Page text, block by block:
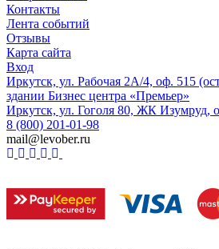
Контакты
Лента событий
Отзывы
Карта сайта
Вход
Иркутск, ул. Рабочая 2А/4, оф. 515
здании Бизнес центра «Премьер»
Иркутск, ул. Гоголя 80, ЖК Изумруд,
8 (800) 201-01-98
mail@levober.ru